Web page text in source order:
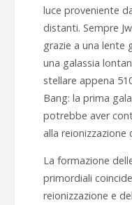
luce proveniente
distanti. Sempre
grazie a una lente
una galassia
stellare appena
Bang: la prima
potrebbe aver
alla reionizzazione
La formazione
primordiali
reionizzazione e